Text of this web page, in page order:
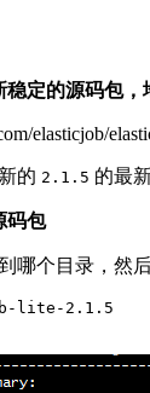
定的源码包，
elasticjob/
的 2.1.5 的最
码包
哪个目录，然
lite-2.1.5